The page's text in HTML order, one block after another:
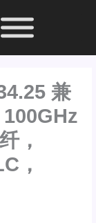
兼
，
，